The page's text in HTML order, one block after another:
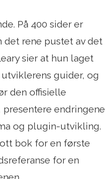
På 400 sider er
det rene pustet av det
sier at hun laget
guider, og
den offisielle
presentere endringene
og plugin-utvikling.
bok for en første
for en